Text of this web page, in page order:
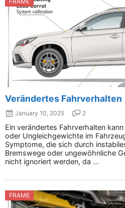
Verändertes Fahrverhalten
January 10, 2025 2
Ein verändertes Fahrverhalten
oder Ungleichgewichte im
Symptome, die sich durch
Bremswege oder ungewöhnliche
nicht ignoriert werden, da ...
FRAME